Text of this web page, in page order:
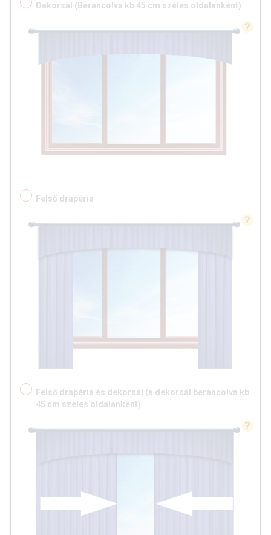
Dekorsál (Beráncolva kb 45 cm széles oldalanként)
Felső drapéria
Felső drapéria és dekorsál (a dekorsál beráncolva kb
45 cm széles oldalanként)